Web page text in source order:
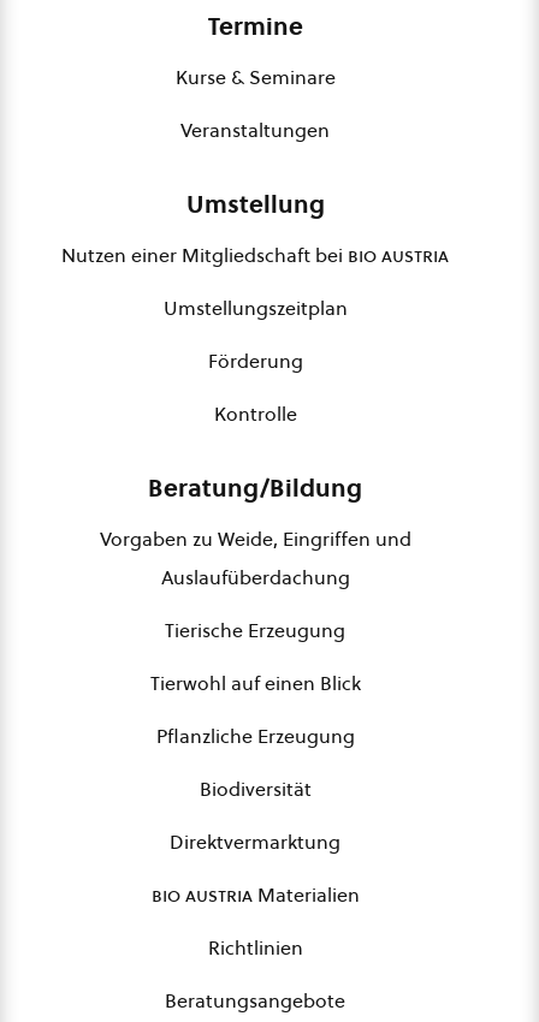
Termine
Kurse & Seminare
Veranstaltungen
Umstellung
Nutzen einer Mitgliedschaft bei bio austria
Umstellungszeitplan
Förderung
Kontrolle
Beratung/Bildung
Vorgaben zu Weide, Eingriffen und
Auslaufüberdachung
Tierische Erzeugung
Tierwohl auf einen Blick
Pflanzliche Erzeugung
Biodiversität
Direktvermarktung
bio austriaMaterialien
Richtlinien
Beratungsangebote